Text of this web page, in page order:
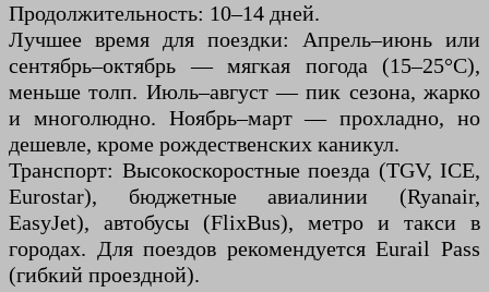
Продолжительность: 10–14 дней.
Лучшее время для поездки: Апрель–июнь или
сентябрь–октябрь — мягкая погода (15–25°C),
меньше толп. Июль–август — пик сезона, жарко
и многолюдно. Ноябрь–март — прохладно, но
дешевле, кроме рождественских каникул.
Транспорт: Высокоскоростные поезда (TGV, ICE,
Eurostar), бюджетные авиалинии (Ryanair,
EasyJet), автобусы (FlixBus), метро и такси в
городах. Для поездов рекомендуется Eurail Pass
(гибкий проездной).